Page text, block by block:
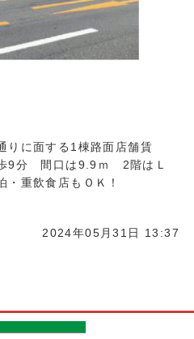
に面する1棟路面店舗賃
9分 間口は9.9ｍ 2階はＬ
重飲食店もＯＫ！
2024年05月31日 13:37